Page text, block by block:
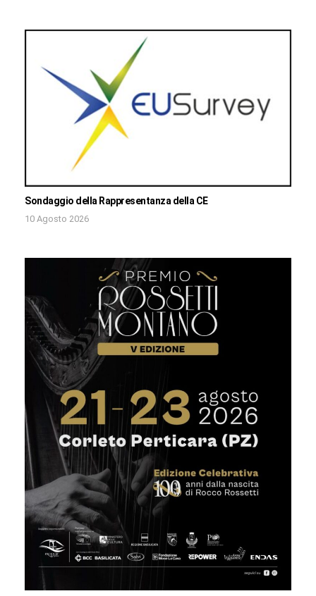
Sondaggio della Rappresentanza della CE
10 Agosto 2026